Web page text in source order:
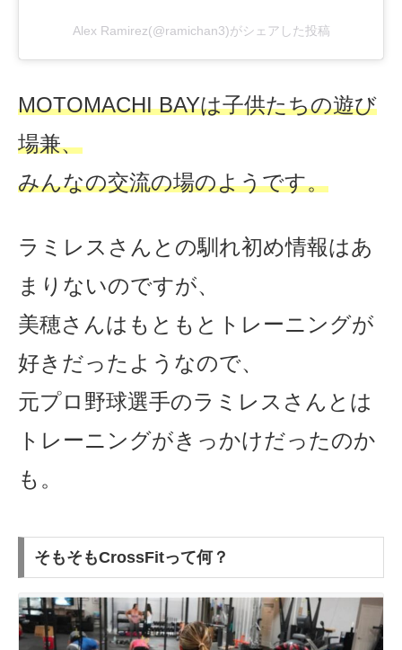
Alex Ramirez(@ramichan3)がシェアした投稿
MOTOMACHI BAYは子供たちの遊び
場兼、
みんなの交流の場のようです。
ラミレスさんとの馴れ初め情報はあ
まりないのですが、
美穂さんはもともとトレーニングが
好きだったようなので、
元プロ野球選手のラミレスさんとは
トレーニングがきっかけだったのか
も。
そもそもCrossFitって何？